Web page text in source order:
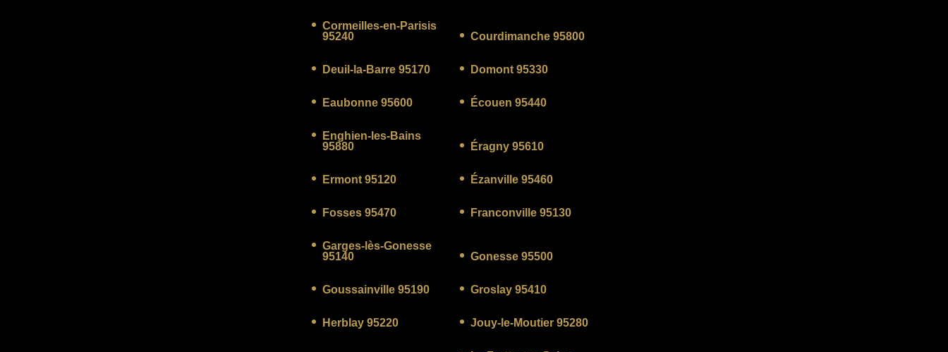
Cormeilles-en-Parisis
95240
Courdimanche 95800
Deuil-la-Barre 95170 Domont 95330
Eaubonne 95600 Écouen 95440
Enghien-les-Bains
95880
Éragny 95610
Ermont 95120 Ézanville 95460
Fosses 95470 Franconville 95130
Garges-lès-Gonesse
95140
Gonesse 95500
Goussainville 95190 Groslay 95410
Herblay 95220 Jouy-le-Moutier 95280